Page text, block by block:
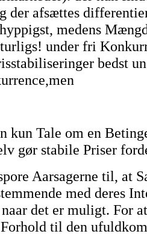
der afsættes
medens
under fri
bedst
kun Tale om en
gør stabile Priser
Aarsagerne til, at
med deres
det er muligt. For
til den